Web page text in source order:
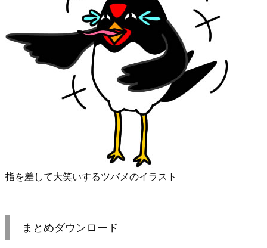
指を差して大笑いするツバメのイラスト
まとめダウンロード